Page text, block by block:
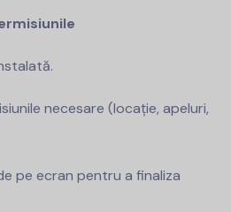
necesare (locație, apeluri,
pe ecran pentru a finaliza